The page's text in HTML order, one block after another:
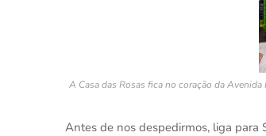
A Casa das Rosas fica no coração da
Antes de nos despedirmos, liga para